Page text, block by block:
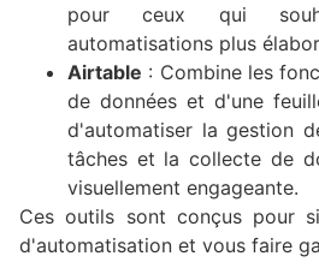
pour ceux qui
automatisations plus
Airtable : Combine les
de données et d'une
d'automatiser la gestion
tâches et la collecte de
visuellement engageante.
Ces outils sont conçus pour
d'automatisation et vous faire